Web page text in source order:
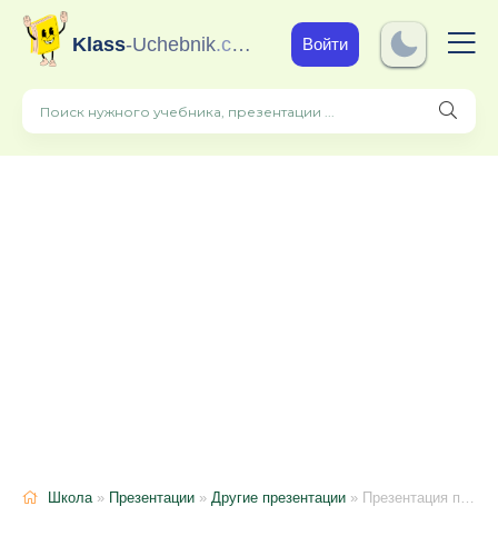
Klass-Uchebnik.com Войти
Школа» Презентации » Другие презентации » Презентация по английскому языку на тему "Путеводитель по книге Джонатана Свифта "Путешествия Гулливера" на Свифта "Путешествия Гулливера"